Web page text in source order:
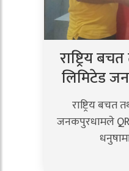
राष्ट्रिय
लिमिटेड
राष्ट्रिय
जनकपुरधामले